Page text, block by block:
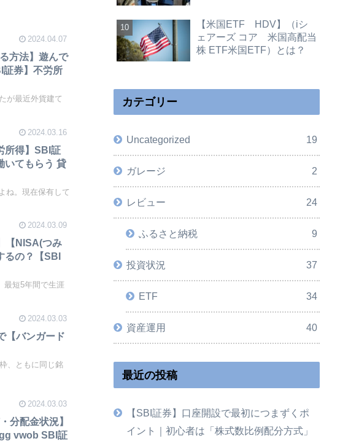
2024.04.07
方法】遊んで
証券】不労所
が最近外貨建て
2024.03.16
所得】SBI証
いてもらう 貸
ね。現在保有して
2024.03.09
【NISA(つみ
るの？【SBI
最短5年間で生涯
2024.03.03
【バンガード
、ともに同じ銘
2024.03.03
分配金状況】
vwob SBI証
【米国ETF HDV】（iシ
ェアーズ コア 米国高配当
株 ETF米国ETF）とは？
カテゴリー
Uncategorized 19
ガレージ 2
レビュー 24
ふるさと納税 9
投資状況 37
ETF 34
資産運用 40
最近の投稿
【SBI証券】口座開設で最初につまずくポ
イント｜初心者は「株式数比例配分方式」